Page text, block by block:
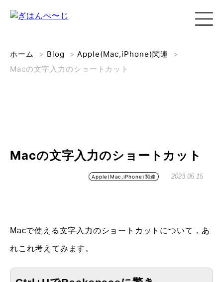
ホーム > Blog >Apple(Mac,iPhone)関連
>
Macの文字入力のショートカット
Macの文字入力のショートカット
Apple(Mac,iPhone)関連 2023.05.15
Macで使える文字入力のショートカットについて，あ
れこれ考えてみます。